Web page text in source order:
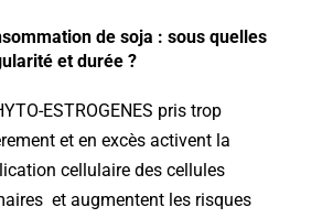
de soja : sous quelles
et durée ?
ESTROGENES pris trop
et en excès activent la
cellulaire des cellules
et augmentent les risques